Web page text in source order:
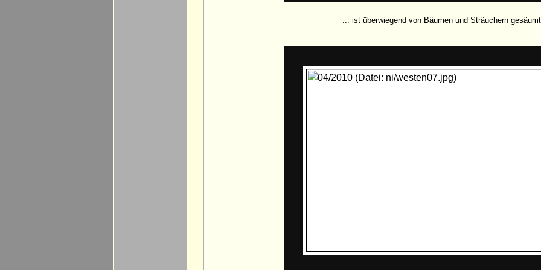
... ist überwiegend von Bäumen und Sträuchern